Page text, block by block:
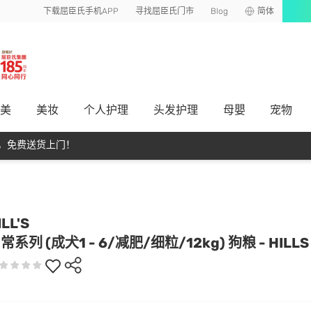
下载屈臣氏手机APP 寻找屈臣氏门市 Blog 简体
美妆 个人护理 头发护理 母嬰 宠物
费送货上门！
常系列 (成犬1 - 6/减肥/细粒/12kg) 狗粮 - HILLS